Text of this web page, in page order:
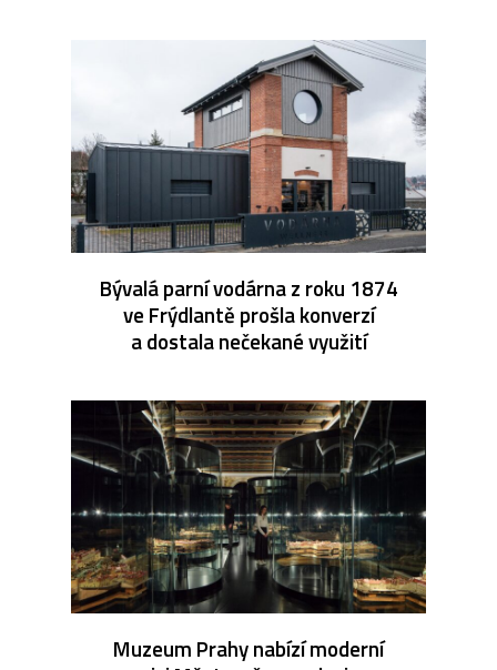
Bývalá parní vodárna z roku 1874
ve Frýdlantě prošla konverzí
a dostala nečekané využití
Muzeum Prahy nabízí moderní